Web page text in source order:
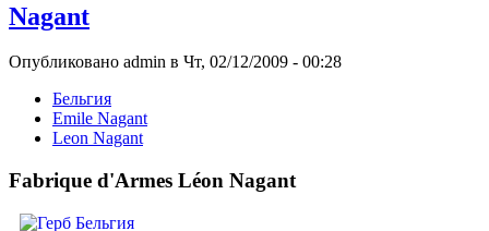
Nagant
Опубликовано admin в Чт, 02/12/2009 - 00:28
Бельгия
Emile Nagant
Leon Nagant
Fabrique d'Armes Léon Nagant